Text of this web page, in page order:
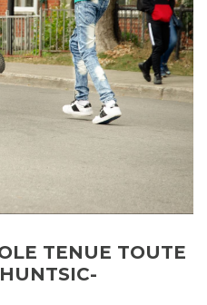
TENUE TOUTE